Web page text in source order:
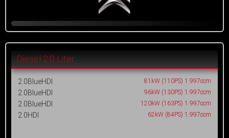
Diesel 2.0 Liter
2.0BlueHDI 81kW (110PS) 1.997ccm
2.0BlueHDI 96kW (130PS) 1.997ccm
2.0BlueHDI 120kW (163PS) 1.997ccm
2.0HDI 62kW (84PS) 1.997ccm